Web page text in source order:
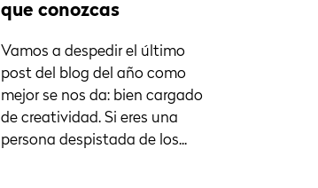
que conozcas
Vamos a despedir el último
post del blog del año como
mejor se nos da: bien cargado
de creatividad. Si eres una
persona despistada de los...